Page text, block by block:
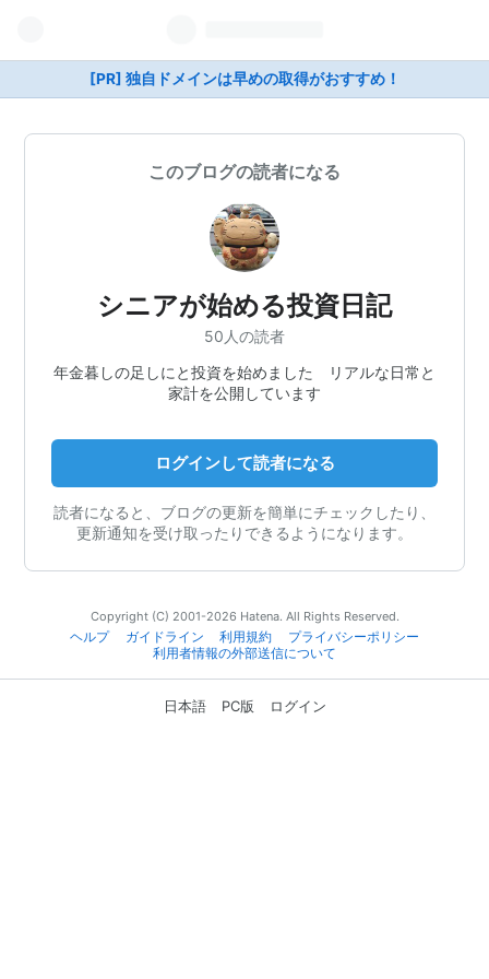
[PR] 独自ドメインは早めの取得がおすすめ！
このブログの読者になる
シニアが始める投資日記
50人の読者
年金暮しの足しにと投資を始めました リアルな日常と
家計を公開しています
ログインして読者になる
読者になると、ブログの更新を簡単にチェックしたり、
更新通知を受け取ったりできるようになります。
Copyright (C) 2001-2026 Hatena. All Rights Reserved.
ヘルプ
ガイドライン 利用規約
プライバシーポリシー
利用者情報の外部送信について
日本語 PC版 ログイン